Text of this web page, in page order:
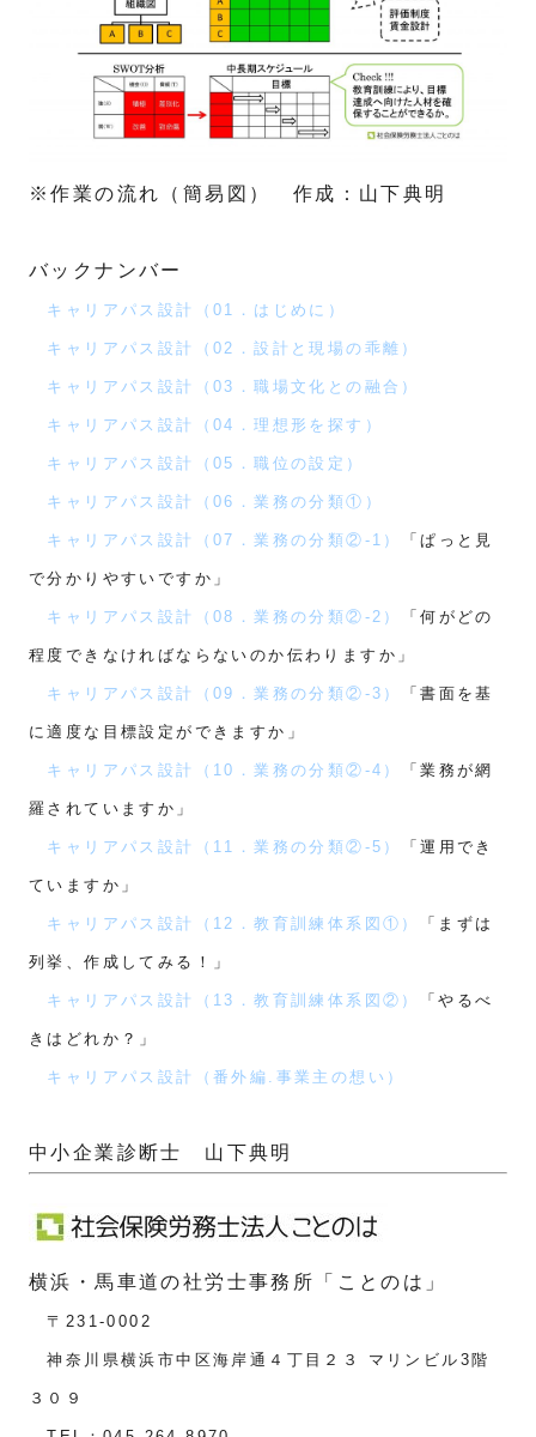
※作業の流れ（簡易図） 作成：山下典明
バックナンバー
キャリアパス設計（01．はじめに）
キャリアパス設計（02．設計と現場の乖離）
キャリアパス設計（03．職場文化との融合）
キャリアパス設計（04．理想形を探す）
キャリアパス設計（05．職位の設定）
キャリアパス設計（06．業務の分類①）
キャリアパス設計（07．業務の分類②-1） 「ぱっと見
で分かりやすいですか」
キャリアパス設計（08．業務の分類②-2） 「何がどの
程度できなければならないのか伝わりますか」
キャリアパス設計（09．業務の分類②-3） 「書面を基
に適度な目標設定ができますか」
キャリアパス設計（10．業務の分類②-4） 「業務が網
羅されていますか」
キャリアパス設計（11．業務の分類②-5） 「運用でき
ていますか」
キャリアパス設計（12．教育訓練体系図①） 「まずは
列挙、作成してみる！」
キャリアパス設計（13．教育訓練体系図②） 「やるべ
きはどれか？」
キャリアパス設計（番外編.事業主の想い）
中小企業診断士 山下典明
横浜・馬車道の社労士事務所「ことのは」
〒231-0002
神奈川県横浜市中区海岸通４丁目２３ マリンビル3階
３０９